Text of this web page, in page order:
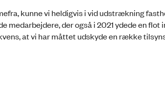
kunne vi heldigvis i vid udstrækning
der også i 2021 ydede en flot
at vi har måttet udskyde en række